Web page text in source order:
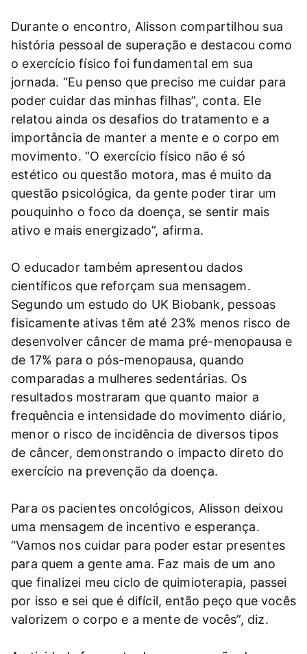
Durante o encontro, Alisson compartilhou sua
história pessoal de superação e destacou como
o exercício físico foi fundamental em sua
jornada. “Eu penso que preciso me cuidar para
poder cuidar das minhas filhas”, conta. Ele
relatou ainda os desafios do tratamento e a
importância de manter a mente e o corpo em
movimento. “O exercício físico não é só
estético ou questão motora, mas é muito da
questão psicológica, da gente poder tirar um
pouquinho o foco da doença, se sentir mais
ativo e mais energizado”, afirma.
O educador também apresentou dados
científicos que reforçam sua mensagem.
Segundo um estudo do UK Biobank, pessoas
fisicamente ativas têm até 23% menos risco de
desenvolver câncer de mama pré-menopausa e
de 17% para o pós-menopausa, quando
comparadas a mulheres sedentárias. Os
resultados mostraram que quanto maior a
frequência e intensidade do movimento diário,
menor o risco de incidência de diversos tipos
de câncer, demonstrando o impacto direto do
exercício na prevenção da doença.
Para os pacientes oncológicos, Alisson deixou
uma mensagem de incentivo e esperança.
“Vamos nos cuidar para poder estar presentes
para quem a gente ama. Faz mais de um ano
que finalizei meu ciclo de quimioterapia, passei
por isso e sei que é difícil, então peço que vocês
valorizem o corpo e a mente de vocês”, diz.